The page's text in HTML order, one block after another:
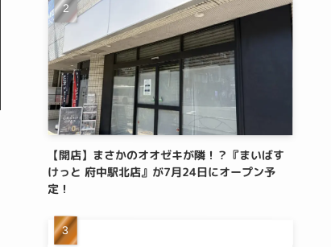
【開店】まさかのオオゼキが隣！？『まいばす
けっと 府中駅北店』が7月24日にオープン予
定！